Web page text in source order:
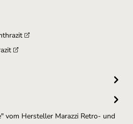
vom Hersteller Marazzi Retro- und